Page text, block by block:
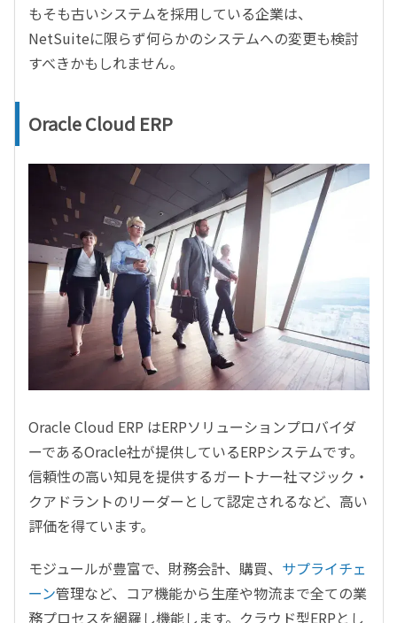
もそも古いシステムを採用している企業は、
NetSuiteに限らず何らかのシステムへの変更も検討
すべきかもしれません。
Oracle Cloud ERP
Oracle Cloud ERP はERPソリューションプロバイダ
ーであるOracle社が提供しているERPシステムです。
信頼性の高い知見を提供するガートナー社マジック・
クアドラントのリーダーとして認定されるなど、高い
評価を得ています。
モジュールが豊富で、財務会計、購買、 サプライチェ
ーン管理など、コア機能から生産や物流まで全ての業
務プロセスを網羅し機能します。クラウド型ERPとし